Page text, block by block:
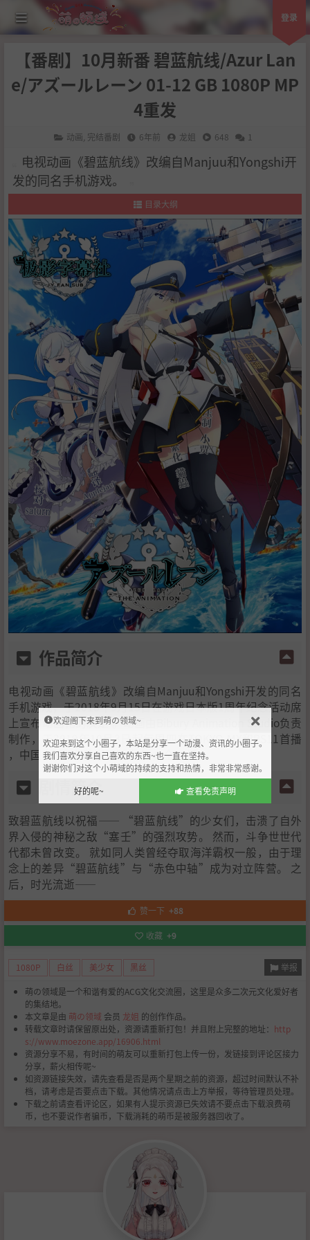
登录
【番剧】10月新番 碧蓝航线/Azur Lan
e/アズールレーン 01-12 GB 1080P MP
4重发
动画 完结番剧 6年前 龙姐 648 1
电视动画《碧蓝航线》改编自Manjuu和Yongshi开
发的同名手机游戏。
目录大纲
1.作品简介
2. 剧情简介
作品简介
电视动画《碧蓝航线》改编自Manjuu和Yongshi开发的同名
手机游戏，于2018年9月15日在游戏日本版1周年纪念活动席
上宣布动画化的决定 。动画由Bibury Animation Studio负责
制作，于2019年10月3日起每周四在TOKYO MX和BS11首播
，中国由bilibili独家正版发布 ，全12话。
剧情简介
致碧蓝航线以祝福—— “碧蓝航线”的少女们，击溃了自外
界入侵的神秘之敌“塞壬”的强烈攻势。 然而，斗争世世代
代都未曾改变。 就如同人类曾经夺取海洋霸权一般，由于理
念上的差异“碧蓝航线”与“赤色中轴”成为对立阵营。 之
后，时光流逝——
赞一下 +88
收藏 +9
1080P 白丝 美少女 黑丝 举报
萌の领域是一个和谐有爱的ACG文化交流圈，这里是众多二次元文化爱好者
的集结地。
本文章是由 萌の领域 会员 龙姐 的创作作品。
转载文章时请保留原出处，资源请重新打包！并且附上完整的地址： http
s://www.moezone.app/16906.html
资源分享不易，有时间的萌友可以重新打包上传一份，发链接到评论区接力
分享，薪火相传呢~
如资源链接失效，请先查看是否是两个星期之前的资源，超过时间默认不补
档，请考虑是否要点击下载。其他情况请点击上方举报，等待管理员处理。
下载之前请查看评论区，如果有人提示资源已失效请不要点击下载浪费萌
币，也不要说作者骗币，下载消耗的萌币是被服务器回收了。
欢迎阁下来到萌の领域~
欢迎来到这个小圈子，本站是分享一个动漫、资讯的小圈子。
我们喜欢分享自己喜欢的东西~也一直在坚持。
谢谢你们对这个小萌域的持续的支持和热情，非常非常感谢。
好的呢~
查看免责声明